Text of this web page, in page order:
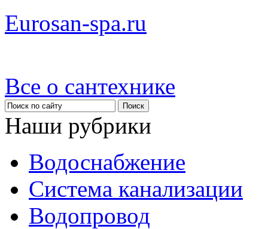
Eurosan-spa.ru
Все о сантехнике
Наши рубрики
Водоснабжение
Система канализации
Водопровод